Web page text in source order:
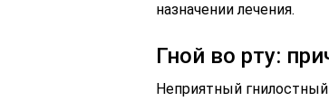
назначении лечения.
Гной во рту:
Неприятный